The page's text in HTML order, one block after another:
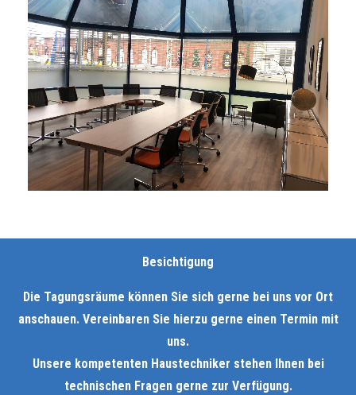
Besichtigung
Die Tagungsräume können Sie sich gerne bei uns vor Ort
anschauen. Vereinbaren Sie hierzu gerne einen Termin mit
uns.
Unsere kompetenten Haustechniker stehen Ihnen bei
technischen Fragen gerne zur Verfügung.